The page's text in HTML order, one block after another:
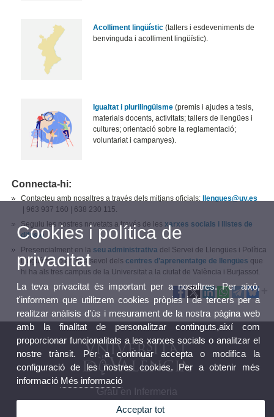
Acolliment lingüístic (tallers i esdeveniments de
benvinguda i acolliment lingüístic).
Igualtat i plurilingüisme (premis i ajudes a tesis,
materials docents, activitats; tallers de llengües i
cultures; orientació sobre la reglamentació;
voluntariat i campanyes).
Connecta-hi:
Contacteu amb nosaltres a través dels mitjans oficials:
llengues@uv.es​
963 937 160 | 638 230 115.
Seguiu les nostres novetats a través de lesxarxes socials i llistes de
difusió.
Presencialment en la seu administrativa del Servei de Llengües i Política
Lingüística o en qualsevol delscentres d’aprenentatge de llengües que
hi ha als tres campus de la Universitat a la ciutat de València i Burjassot.
Grau en Infermeria
Cookies i política de
privacitat
La teva privacitat és important per a nosaltres. Per això,
t'informem que utilitzem cookies pròpies i de tercers per a
realitzar anàlisis d'ús i mesurament de la nostra pàgina web
amb la finalitat de personalitzar continguts,així com
proporcionar funcionalitats a les xarxes socials o analitzar el
nostre trànsit. Per a continuar accepta o modifica la
configuració de les nostres cookies. Per a obtenir més
informació Més informació
Acceptar tot